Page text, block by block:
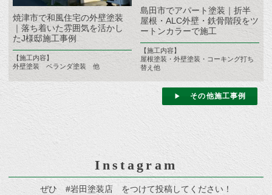
焼津市で和風住宅の外壁塗装
｜落ち着いた雰囲気を活かし
たJ様邸施工事例
【施工内容】
外壁塗装 ベランダ塗装 他
島田市でアパート塗装｜折半
屋根・ALC外壁・鉄骨階段をツ
ートンカラーで施工
【施工内容】
屋根塗装・外壁塗装・コーキング打ち
替え他
その他施工事例
Instagram
ぜひ #岩田塗装店 をつけて投稿してください！